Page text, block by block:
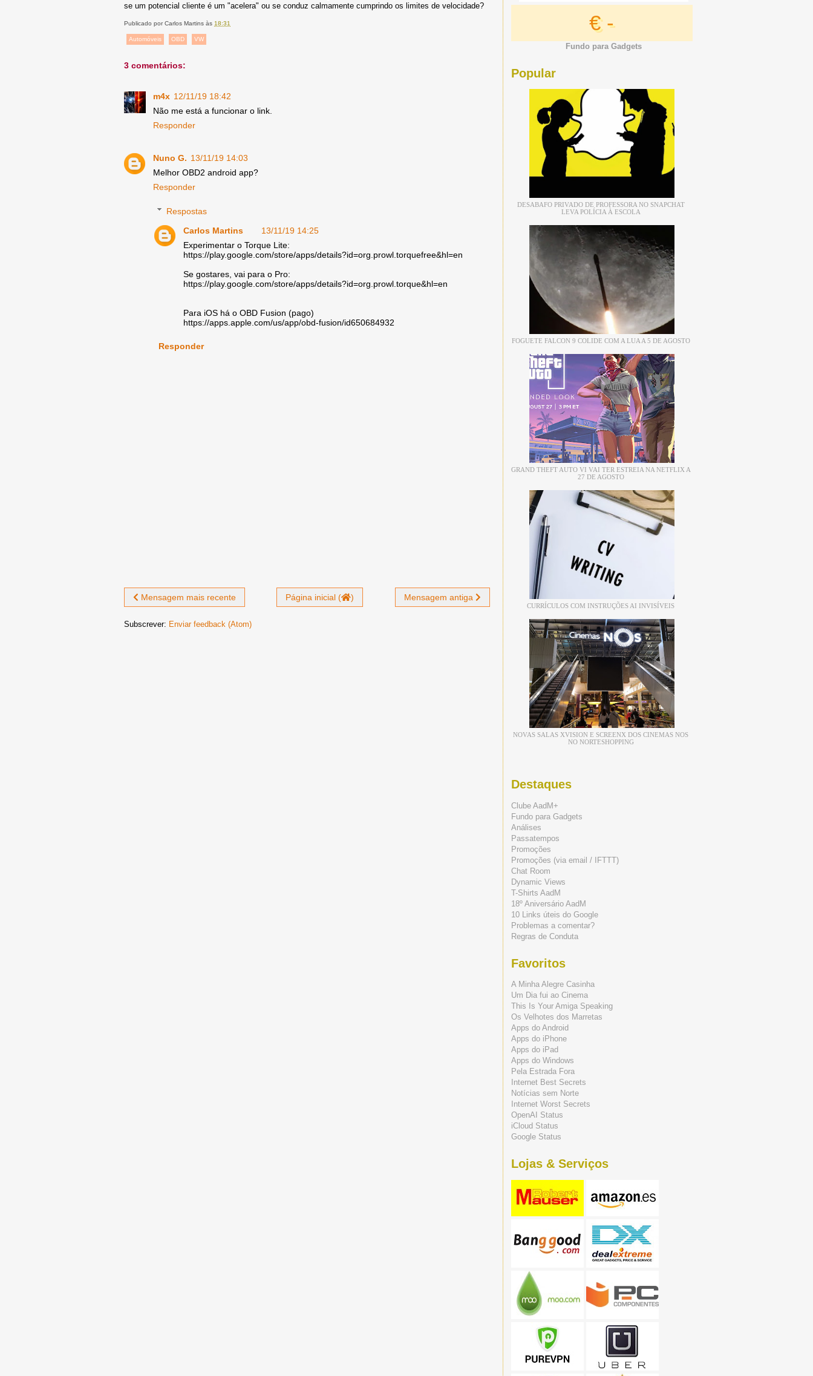
se um potencial cliente é um "acelera" ou se conduz calmamente cumprindo os limites de velocidade?
Publicado porCarlos Martins às 18:31
Automóveis OBD VW
3 comentários:
m4x 12/11/19 18:42
Não me está a funcionar o link.
Responder
Nuno G. 13/11/19 14:03
Melhor OBD2 android app?
Responder
Respostas
Carlos Martins
13/11/19 14:25
Experimentar o Torque Lite:
https://play.google.com/store/apps/details?id=org.prowl.torquefree&hl=en
Se gostares, vai para o Pro:
https://play.google.com/store/apps/details?id=org.prowl.torque&hl=en
Para iOS há o OBD Fusion (pago)
https://apps.apple.com/us/app/obd-fusion/id650684932
Responder
Mensagem mais recente Mensagem antiga
Página inicial ( )
Subscrever: Enviar feedback (Atom)
€ -
Fundo para Gadgets
Popular
DESABAFO PRIVADO DE PROFESSORA NO SNAPCHAT
LEVA POLÍCIA À ESCOLA
FOGUETE FALCON 9 COLIDE COM A LUA A 5 DE AGOSTO
GRAND THEFT AUTO VI VAI TER ESTREIA NA NETFLIX A
27 DE AGOSTO
CURRÍCULOS COM INSTRUÇÕES AI INVISÍVEIS
NOVAS SALAS XVISION E SCREENX DOS CINEMAS NOS
NO NORTESHOPPING
Destaques
Clube AadM+
Fundo para Gadgets
Análises
Passatempos
Promoções
Promoções (via email / IFTTT)
Chat Room
Dynamic Views
T-Shirts AadM
18º Aniversário AadM
10 Links úteis do Google
Problemas a comentar?
Regras de Conduta
Favoritos
A Minha Alegre Casinha
Um Dia fui ao Cinema
This Is Your Amiga Speaking
Os Velhotes dos Marretas
Apps do Android
Apps do iPhone
Apps do iPad
Apps do Windows
Pela Estrada Fora
Internet Best Secrets
Notícias sem Norte
Internet Worst Secrets
OpenAI Status
iCloud Status
Google Status
Lojas & Serviços